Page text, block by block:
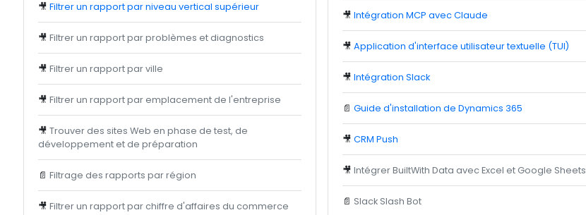
🎥 Filtrer un rapport par niveau vertical supérieur
🎥 Filtrer un rapport par problèmes et diagnostics
🎥 Filtrer un rapport par ville
🎥 Filtrer un rapport par emplacement de l'entreprise
🎥 Trouver des sites Web en phase de test, de
développement et de préparation
📄 Filtrage des rapports par région
🎥 Filtrer un rapport par chiffre d'affaires du commerce
🎥Intégration MCP avec Claude
🎥Application d'interface utilisateur textuelle (TUI)
🎥Intégration Slack
📄Guide d'installation de Dynamics 365
🎥CRM Push
🎥Intégrer BuiltWith Data avec Excel et Google Sheets
📄 Slack Slash Bot